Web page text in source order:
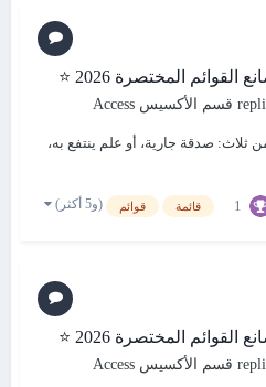
القوائم المختصرة 2026 ⭐
قسم الأكسيس Access
ثلاث: صدقة جارية، أو علم ينتفع به،
1 قائمة قوائم (و5 أكثر)
القوائم المختصرة 2026 ⭐
قسم الأكسيس Access